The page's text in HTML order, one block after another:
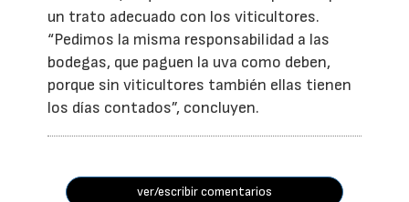
un trato adecuado con los viticultores.
“Pedimos la misma responsabilidad a las
bodegas, que paguen la uva como deben,
porque sin viticultores también ellas tienen
los días contados”, concluyen.
ver/escribir comentarios